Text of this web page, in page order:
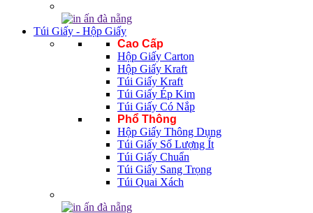
Túi Giấy - Hộp Giấy
Cao Cấp
Hộp Giấy Carton
Hộp Giấy Kraft
Túi Giấy Kraft
Túi Giấy Ép Kim
Túi Giấy Có Nắp
Phổ Thông
Hộp Giấy Thông Dụng
Túi Giấy Số Lượng Ít
Túi Giấy Chuẩn
Túi Giấy Sang Trọng
Túi Quai Xách